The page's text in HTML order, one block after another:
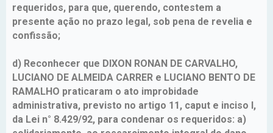
requeridos, para que, querendo, contestem a
presente ação no prazo legal, sob pena de revelia e
confissão;
d) Reconhecer que DIXON RONAN DE CARVALHO,
LUCIANO DE ALMEIDA CARRER e LUCIANO BENTO DE
RAMALHO praticaram o ato improbidade
administrativa, previsto no artigo 11, caput e inciso I,
da Lei n° 8.429/92, para condenar os requeridos: a)